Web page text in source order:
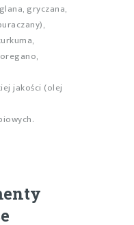
gryczana,
jakości (olej